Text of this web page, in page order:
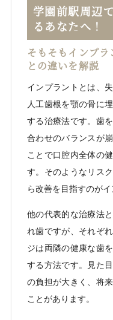
学園前駅周辺
るあなたへ！
そもそもインプ
との違いを解説
インプラントとは、
人工歯根を顎の骨に
する治療法です。歯
合わせのバランスが
ことで口腔内全体の
す。そのようなリス
ら改善を目指すのがイ
他の代表的な治療法
れ歯ですが、それぞ
ジは両隣の健康な歯
する方法です。見た
の負担が大きく、将
ことがあります。